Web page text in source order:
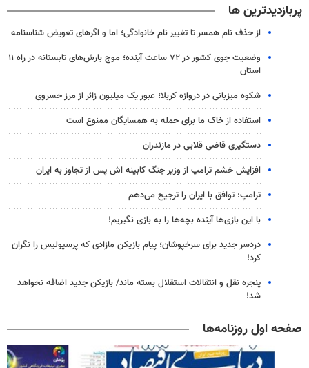
پربازدیدترین ها
از حذف نام همسر تا تغییر نام خانوادگی؛ اما و اگرهای تعویض شناسنامه
وضعیت جوی کشور در ۷۲ ساعت آینده؛ موج بارش‌های تابستانه در راه ۱۱
استان
شکوه میزبانی در دروازه کربلا؛ عبور یک میلیون زائر از مرز خسروی
استفاده از خاک ما برای حمله به همسایگان ممنوع است
دستگیری قاضی قلابی در مازندران
افزایش خشم ترامپ از وزیر جنگ کابینه اش پس از تجاوز به ایران
ترامپ: توافق با ایران را ترجیح می‌دهم
با این بازی‌ها آینده بچه‌ها را به بازی نگیریم!
دردسر جدید برای سرخپوشان؛ پیام بازیکن مازادی که پرسپولیس را نگران
کرد!
پنجره‌ نقل و انتقالات استقلال بسته ماند/ بازیکن جدید اضافه نخواهد
شد!
صفحه اول روزنامه‌ها